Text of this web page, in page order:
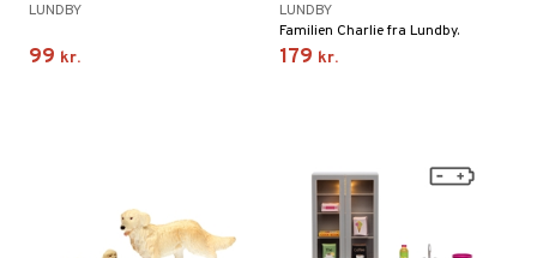
LUNDBY
99 kr.
LUNDBY
Familien Charlie fra Lundby.
179 kr.